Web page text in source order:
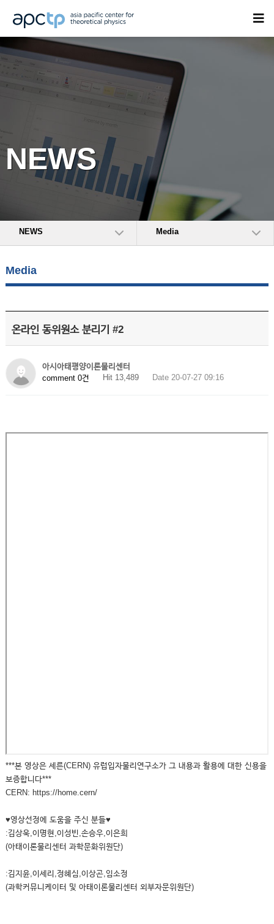
NEWS
NEWS Media
Media
온라인 동위원소 분리기 #2
아시아태평양이론물리센터
comment 0건
Hit 13,489 Date 20-07-27 09:16
***본 영상은 세른(CERN) 유럽입자물리연구소가 그 내용과 활용에 대한 신용을
보증합니다***
CERN: https://home.cern/
♥영상선정에 도움을 주신 분들♥
:김상욱,이명현,이성빈,손승우,이은희
(아태이론물리센터 과학문화위원단)
:김지윤,이세리,정혜심,이상곤,임소정
(과학커뮤니케이터 및 아태이론물리센터 외부자문위원단)